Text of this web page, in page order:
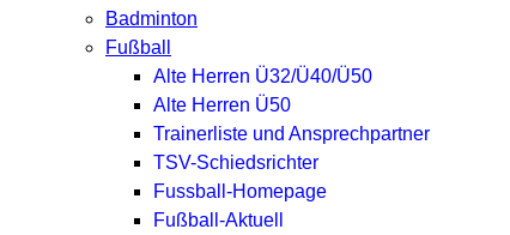
Badminton
Fußball
Alte Herren Ü32/Ü40/Ü50
Alte Herren Ü50
Trainerliste und Ansprechpartner
TSV-Schiedsrichter
Fussball-Homepage
Fußball-Aktuell